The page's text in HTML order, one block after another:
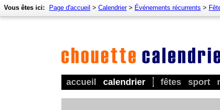
accueil calendrier fêtes sport
Vous êtes ici: Page d'accueil > Calendrier> Événements récurrents >